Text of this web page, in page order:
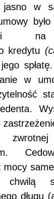
jasno w
na
kredytu
w
mocy
długu